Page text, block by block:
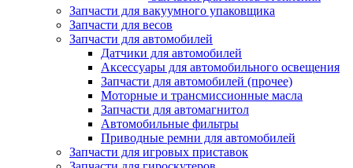
Запчасти для вакуумного упаковщика
Запчасти для весов
Запчасти для автомобилей
Датчики для автомобилей
Аксессуары для автомобильного освещения
Запчасти для автомобилей (прочее)
Моторные и трансмиссионные масла
Запчасти для автомагнитол
Автомобильные фильтры
Приводные ремни для автомобилей
Запчасти для игровых приставок